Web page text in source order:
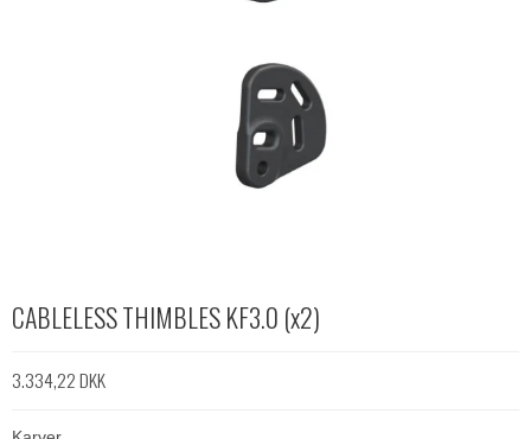
CABLELESS THIMBLES KF3.0 (x2)
3.334,22 DKK